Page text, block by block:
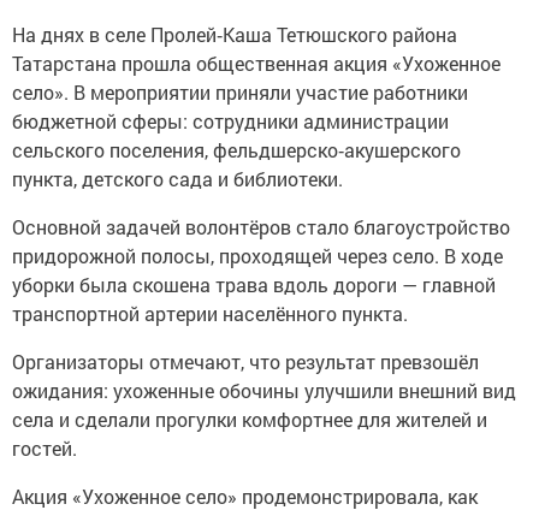
На днях в селе Пролей‑Каша Тетюшского района
Татарстана прошла общественная акция «Ухоженное
село». В мероприятии приняли участие работники
бюджетной сферы: сотрудники администрации
сельского поселения, фельдшерско‑акушерского
пункта, детского сада и библиотеки.
Основной задачей волонтёров стало благоустройство
придорожной полосы, проходящей через село. В ходе
уборки была скошена трава вдоль дороги — главной
транспортной артерии населённого пункта.
Организаторы отмечают, что результат превзошёл
ожидания: ухоженные обочины улучшили внешний вид
села и сделали прогулки комфортнее для жителей и
гостей.
Акция «Ухоженное село» продемонстрировала, как